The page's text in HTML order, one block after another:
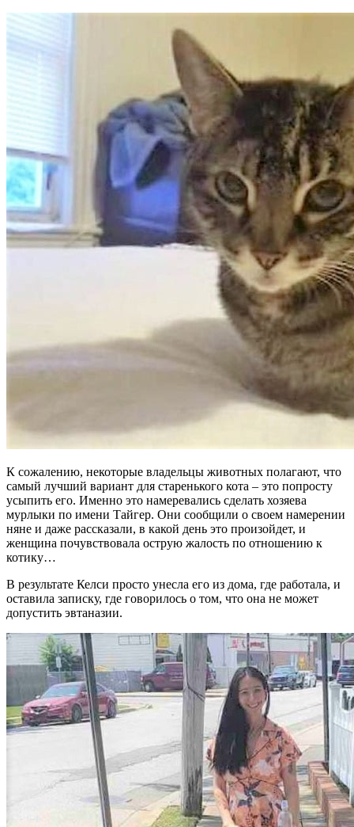
К сожалению, некоторые владельцы животных полагают, что
самый лучший вариант для старенького кота – это попросту
усыпить его. Именно это намеревались сделать хозяева
мурлыки по имени Тайгер. Они сообщили о своем намерении
няне и даже рассказали, в какой день это произойдет, и
женщина почувствовала острую жалость по отношению к
котику…
В результате Келси просто унесла его из дома, где работала, и
оставила записку, где говорилось о том, что она не может
допустить эвтаназии.